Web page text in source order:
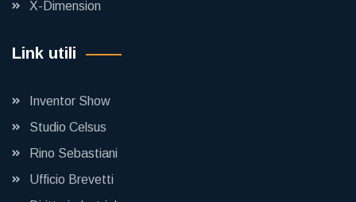
X-Dimension
Link utili
Inventor Show
Studio Celsus
Rino Sebastiani
Ufficio Brevetti